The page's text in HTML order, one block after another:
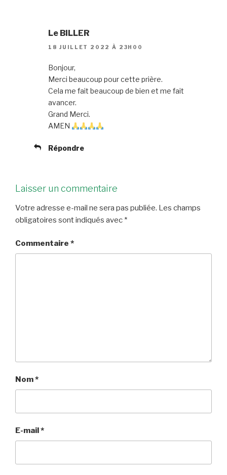
Le BILLER
18 JUILLET 2022 À 23H00
Bonjour,
Merci beaucoup pour cette prière.
Cela me fait beaucoup de bien et me fait
avancer.
Grand Merci.
AMEN
Répondre
Laisser un commentaire
Votre adresse e-mail ne sera pas publiée. Les champs
obligatoires sont indiqués avec *
Commentaire *
Nom*
E-mail *